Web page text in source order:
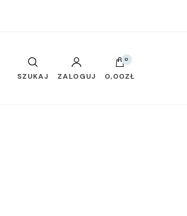
SZUKAJ ZALOGUJ
0
0,00ZŁ